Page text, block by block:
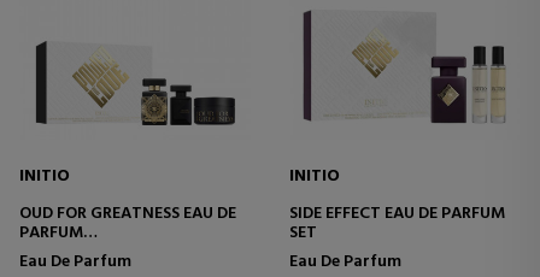
INITIO
OUD FOR GREATNESS EAU DE
PARFUM
SET
Eau De Parfum
INITIO
SIDE EFFECT EAU DE PARFUM
SET
Eau De Parfum